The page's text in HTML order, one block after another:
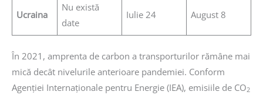
Ucraina
Nu există
date
Iulie 24 August 8
În 2021, amprenta de carbon a transporturilor rămâne mai
mică decât nivelurile anterioare pandemiei. Conform
Agenției Internaționale pentru Energie (IEA), emisiile de CO2